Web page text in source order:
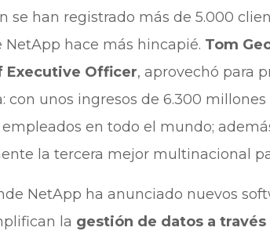
se han registrado más de 5.000
hace más hincapié. Tom
Executive Officer, aprovechó para
con unos ingresos de 6.300
empleados en todo el mundo;
la tercera mejor multinacional
NetApp ha anunciado nuevos
la gestión de datos a través